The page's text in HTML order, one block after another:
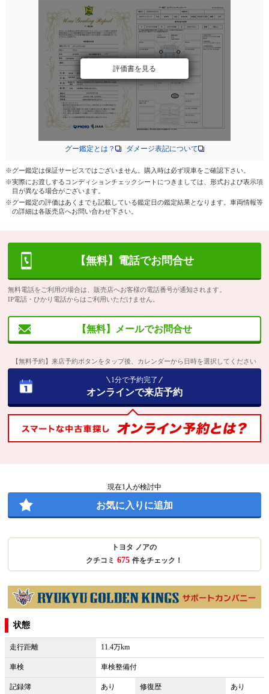
評価書を見る
グー鑑定とは？ ダメージ表記について
※グー鑑定は保証サービスではございません。購入時は必ず現車をご確認下さい。
※実際にお渡しするコンディションチェックシートにつきましては、形式および表示項
目が異なる場合がございます。
※グー鑑定の評価はあくまでも記載している鑑定日の鑑定結果となります。車両情報等
の詳細は各販売店へお問い合わせ下さい。
【無料】電話でお問合せ
無料電話をご利用の場合は、販売店へお客様の電話番号が通知されます。
IP電話・ひかり電話からはご利用いただけません。
【無料】メールでお問合せ
【無料予約】来店予約ボタンをタップ後、カレンダーから日時を選択してください
1分で予約完了
オンラインで来店予約
現在1人が検討中
お気に入りに追加
トヨタ ノアの
クチコミ 675 件をチェック！
状態
走行距離 11.4万km
車検 車検整備付
記録簿 あり 修復歴 あり